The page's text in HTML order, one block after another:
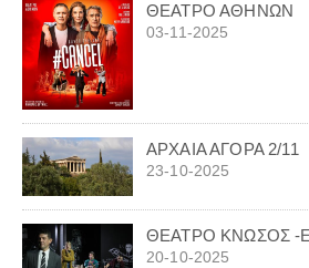
ΘΕΑΤΡΟ ΑΘΗΝΩΝ
03-11-2025
ΑΡΧΑΙΑ ΑΓΟΡΑ 2/11
23-10-2025
ΘΕΑΤΡΟ ΚΝΩΣΟΣ -
20-10-2025